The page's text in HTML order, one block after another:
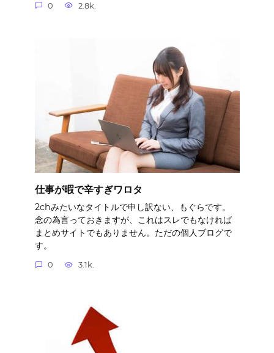
0 2.8k.
仕事が暇で辛すぎワロタ
2chみたいなタイトルで申し訳ない、もぐらです。
念の為言っておきますが、これはスレでもなければ
まとめサイトでもありません。ただの個人ブログで
す。
0 3.1k.